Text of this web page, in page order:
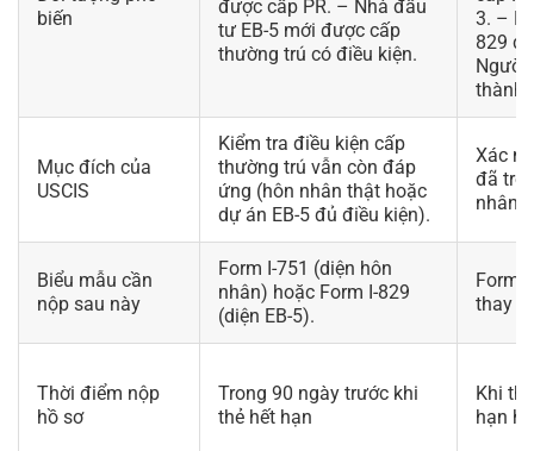
biến
được cấp PR. – Nhà đầu
tư EB-5 mới được cấp
thường trú có điều kiện.
3. –
829
Người
thành
Mục đích của
USCIS
Kiểm tra điều kiện cấp
thường trú vẫn còn đáp
ứng (hôn nhân thật hoặc
dự án EB-5 đủ điều kiện).
Xác
đã trở
nhân
Biểu mẫu cần
nộp sau này
Form I-751 (diện hôn
nhân) hoặc Form I-829
(diện EB-5).
Form
thay
Thời điểm nộp
hồ sơ
Trong 90 ngày trước khi
thẻ hết hạn
Khi
hạn